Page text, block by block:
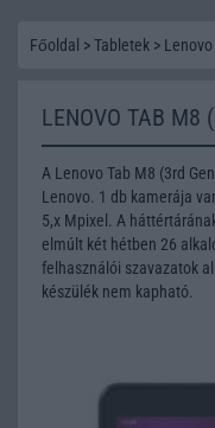
Főoldal >Tabletek >
LENOVO TAB M8
A Lenovo Tab M8 (3rd
Lenovo. 1 db kamerája
5,x Mpixel. A
elmúlt két hétben 26
felhasználói szavazatok
készülék nem kapható.